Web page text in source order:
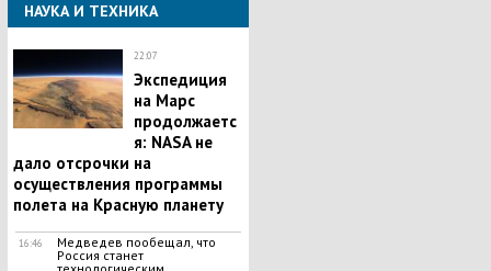
НАУКА И ТЕХНИКА
22:07
Экспедиция
на Марс
продолжаетс
я: NASA не
дало отсрочки на
осуществления программы
полета на Красную планету
16:46
Медведев пообещал, что
Россия станет